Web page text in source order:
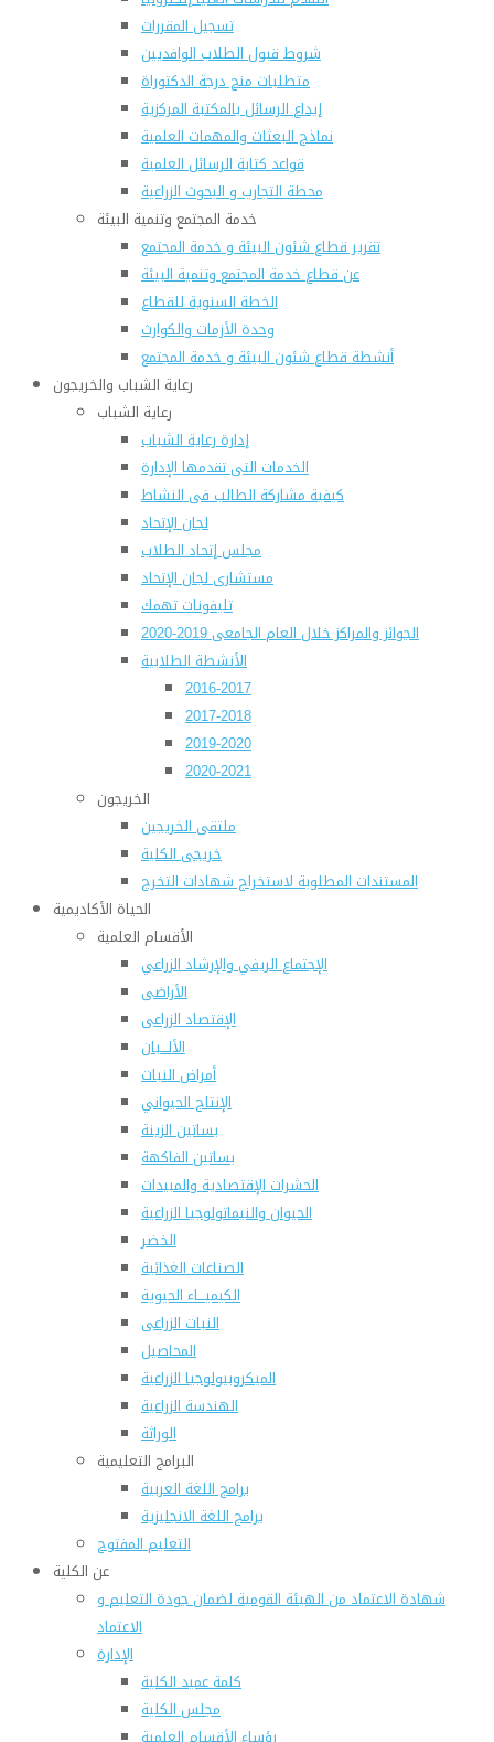
تسجيل المقررات
شروط قبول الطلاب الوافديين
متطلبات منح درجة الدكتوراة
إيداع الرسائل بالمكتبة المركزية
نماذج البعثات والمهمات العلمية
قواعد كتابة الرسائل العلمية
محطة التجارب و البحوث الزراعية
خدمة المجتمع وتنمية البيئة
تقرير قطاع شئون البيئة و خدمة المجتمع
عن قطاع خدمة المجتمع وتنمية البيئة
الخطة السنوية للقطاع
وحدة الأزمات والكوارث
أنشطة قطاع شئون البيئة و خدمة المجتمع
رعاية الشباب والخريجون
رعاية الشباب
إدارة رعاية الشباب
الخدمات التى تقدمها الإدارة
كيفية مشاركة الطالب فى النشاط
لجان الإتحاد
مجلس إتحاد الطلاب
مستشارى لجان الإتحاد
تليفونات تهمك
الجوائز والمراكز خلال العام الجامعى 2019-2020
الأنشطة الطلابية
2016-2017
2017-2018
2019-2020
2020-2021
الخريجون
ملتقى الخريجين
خريجى الكلية
المستندات المطلوبة لاستخراج شهادات التخرج
الحياة الأكاديمية
الأقسام العلمية
الإجتماع الريفي والإرشاد الزراعي
الأراضى
الإقتصاد الزراعى
الألـــبان
أمراض النبات
الإنتاج الحيواني
بساتين الزينة
بساتين الفاكهة
الحشرات الإقتصادية والمبيدات
الحيوان والنيماتولوجيا الزراعية
الخضر
الصناعات الغذائية
الكيميـــاء الحيوية
النبات الزراعى
المحاصيل
الميكروبيولوجيا الزراعية
الهندسة الزراعية
الوراثة
البرامج التعليمية
برامج اللغة العربية
برامج اللغة الانجليزية
التعليم المفتوح
عن الكلية
شهادة الاعتماد من الهيئة القومية لضمان جودة التعليم و
الاعتماد
الإدارة
كلمة عميد الكلية
مجلس الكلية